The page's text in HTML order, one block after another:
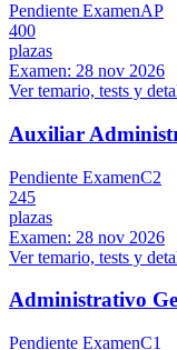
Pendiente ExamenAP
400
plazas
Examen: 28 nov 2026
Ver temario, tests y
Auxiliar
Pendiente ExamenC2
245
plazas
Examen: 28 nov 2026
Ver temario, tests y
Administrativo
Pendiente ExamenC1